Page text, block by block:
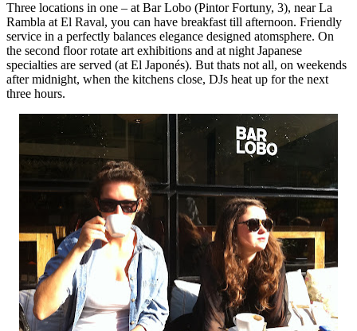
Three locations in one – at Bar Lobo (Pintor Fortuny, 3), near La
Rambla at El Raval, you can have breakfast till afternoon. Friendly
service in a perfectly balances elegance designed atomsphere. On
the second floor rotate art exhibitions and at night Japanese
specialties are served (at El Japonés). But thats not all, on weekends
after midnight, when the kitchens close, DJs heat up for the next
three hours.